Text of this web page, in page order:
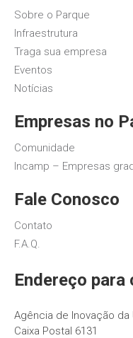
Sobre o Parque
Infraestrutura
Traga sua empresa
Eventos
Notícias
Empresas no
Comunidade
Incamp – Empresas
Fale Conosco
Contato
F.A.Q.
Endereço
Agência de Inovação da
Caixa Postal 6131